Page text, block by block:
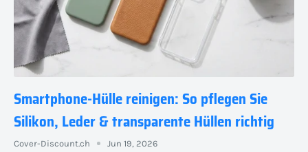
Smartphone-Hülle reinigen: So pflegen Sie
Silikon, Leder & transparente Hüllen richtig
Cover-Discount.ch Jun 19, 2026